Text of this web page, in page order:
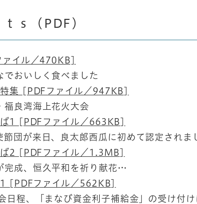
ｓ（PDF）
イル／470KB]
おいしく食べました
集 [PDFファイル／947KB]
良湾海上花火大会
1 [PDFファイル／663KB]
団が来日、良太郎西瓜に初めて認定され
2 [PDFファイル／1.3MB]
成、恒久平和を祈り献花…
[PDFファイル／562KB]
程、「まなび資金利子補給金」の受け付